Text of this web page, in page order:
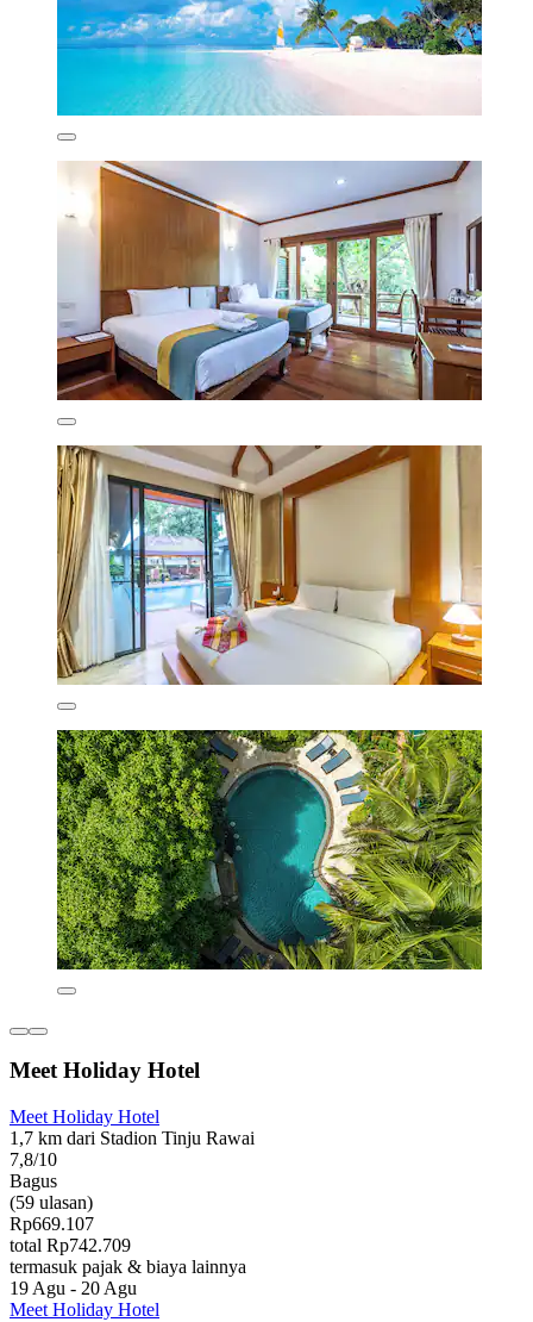
Meet Holiday Hotel
Meet Holiday Hotel
1,7 km dari Stadion Tinju Rawai
7,8/10
Bagus
(59 ulasan)
Rp669.107
total Rp742.709
termasuk pajak & biaya lainnya
19 Agu - 20 Agu
Meet Holiday Hotel